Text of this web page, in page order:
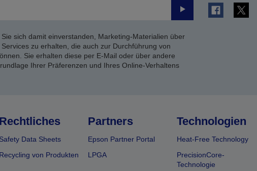
Senden
sich damit einverstanden, Marketing-Materialien über
zu erhalten, die auch zur Durchführung von
Sie erhalten diese per E-Mail oder über andere
Ihrer Präferenzen und Ihres Online-Verhaltens
Rechtliches
Safety Data Sheets
Recycling von Produkten
Partners
Epson Partner Portal
LPGA
Technologien
Heat-Free Technology
PrecisionCore-
Technologie